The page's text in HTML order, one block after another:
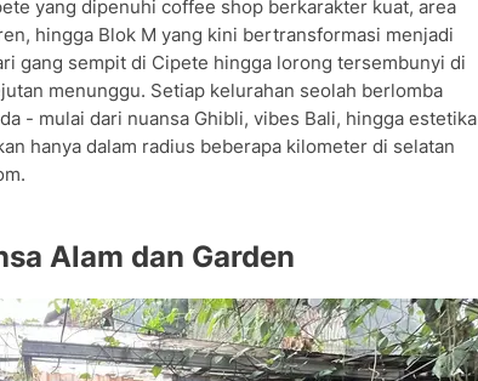
Vibes Bali Tanpa Tiket Pesawat
Pejaten
Gem Cafe Jakarta Selatan
Tersembunyi
Cafe Jakarta Selatan
di Jaksel
yang dipenuhi coffee shop berkarakter kuat, area
hingga Blok M yang kini bertransformasi menjadi
gang sempit di Cipete hingga lorong tersembunyi di
menunggu. Setiap kelurahan seolah berlomba
- mulai dari nuansa Ghibli, vibes Bali, hingga estetika
hanya dalam radius beberapa kilometer di selatan
Alam dan Garden